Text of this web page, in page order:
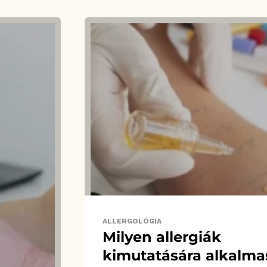
ALLERGOLÓGIA
Milyen allergiák
kimutatására